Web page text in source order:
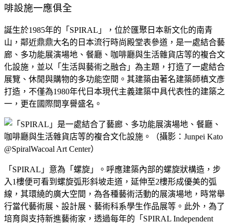
啡設施一應俱全
誕生於1985年的「SPIRAL」，位於匯聚日本新文化的南青
山，鄰近鼎鼎大名的日本流行時尚殿堂表參道，是一處結合藝
廊、多功能展演場地、餐廳、咖啡廳與生活雜貨店等的複合文
化設施，並以「生活與藝術之融合」為主題，打造了一處結合
展覽、休閒與購物的多功能空間。其建築由著名建築師槙文彥
打造，不僅為1980年代日本現代主義建築中具代表性的建築之
一，更在國際間享譽盛名。
「SPIRAL」意為「螺旋」。呼應建築內部的螺旋狀構造， 步
入1樓便可看到螺旋弧形斜坡走道，延伸至2樓形成優美的弧
線， 其環繞的廣大空間，為各種藝術活動的展演場地， 時常舉
行當代藝術展、設計展、藝術科系學生作品展等。此外， 為了
培育與支持新進藝術家，透過每年的「SPIRAL Independent